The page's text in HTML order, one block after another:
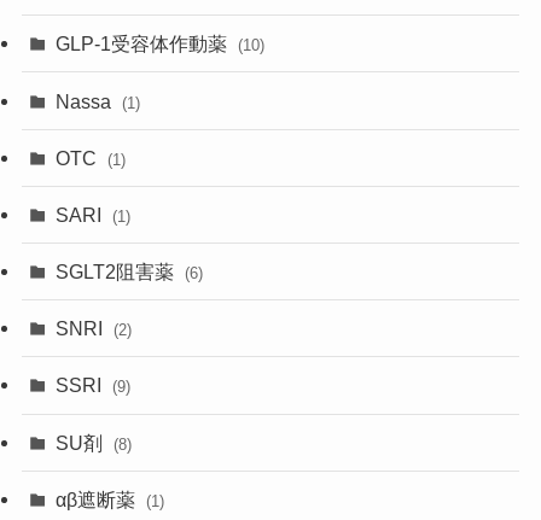
GLP-1受容体作動薬 (10)
Nassa (1)
OTC (1)
SARI (1)
SGLT2阻害薬 (6)
SNRI (2)
SSRI (9)
SU剤 (8)
αβ遮断薬 (1)